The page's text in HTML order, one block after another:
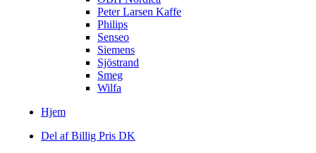
Peter Larsen Kaffe
Philips
Senseo
Siemens
Sjöstrand
Smeg
Wilfa
Hjem
Del af Billig Pris DK